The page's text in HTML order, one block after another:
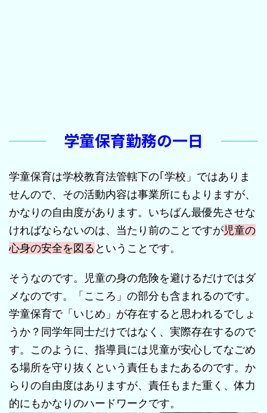
学童保育勤務の一日
学童保育は学校教育法管轄下の｢学校」ではありま
せんので、その活動内容は事業所にもよりますが、
かなりの自由度があります。いちばん最優先させな
ければならないのは、当たり前のことですが児童の
心身の安全を図る ということです。
そうなのです。児童の身の危険を避けるだけではダ
メなのです。「こころ」の部分も含まれるのです。
学童保育で「いじめ」が存在すると思われるでしょ
うか？同学年同士だけではなく、実際存在するので
す。このように、指導員には児童が安心してなごめ
る場所を守り抜くという責任もまたあるのです。か
らりの自由度はありますが、責任もまた重く、体力
的にもかなりのハードワークです。